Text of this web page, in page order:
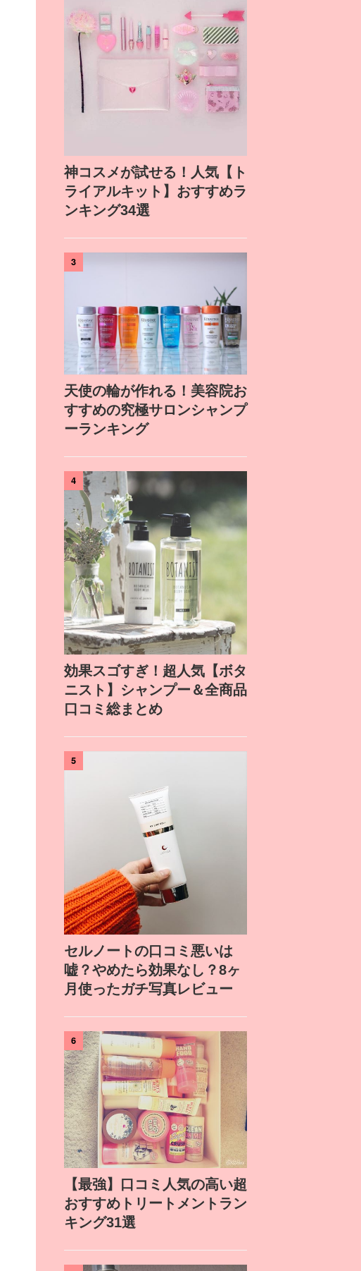
神コスメが試せる！人気【ト
ライアルキット】おすすめラ
ンキング34選
3
天使の輪が作れる！美容院お
すすめの究極サロンシャンプ
ーランキング
4
効果スゴすぎ！超人気【ボタ
ニスト】シャンプー＆全商品
口コミ総まとめ
5
セルノートの口コミ悪いは
嘘？やめたら効果なし？8ヶ
月使ったガチ写真レビュー
6
【最強】口コミ人気の高い超
おすすめトリートメントラン
キング31選